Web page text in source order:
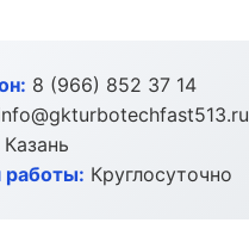
8 (966) 852 37 14
Казань
Круглосуточно